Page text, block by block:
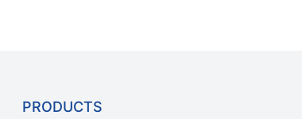
PRODUCTS